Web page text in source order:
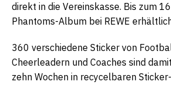
direkt in die Vereinskasse. Bis zum
Phantoms-Album bei REWE
360 verschiedene Sticker von
Cheerleadern und Coaches sind
zehn Wochen in recycelbaren